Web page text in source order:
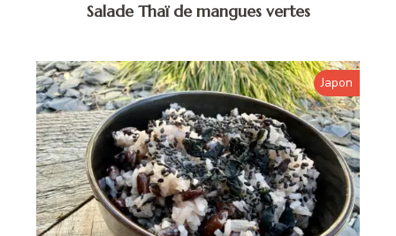
Salade Thaï de mangues vertes
Japon